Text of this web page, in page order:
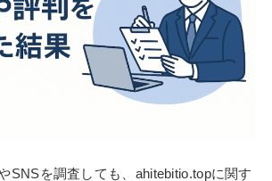
SNSを調査しても、ahitebitio.topに関す